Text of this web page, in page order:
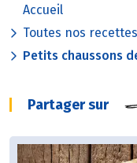
Accueil
Toutes nos recettes
Petits chaussons
Partager sur